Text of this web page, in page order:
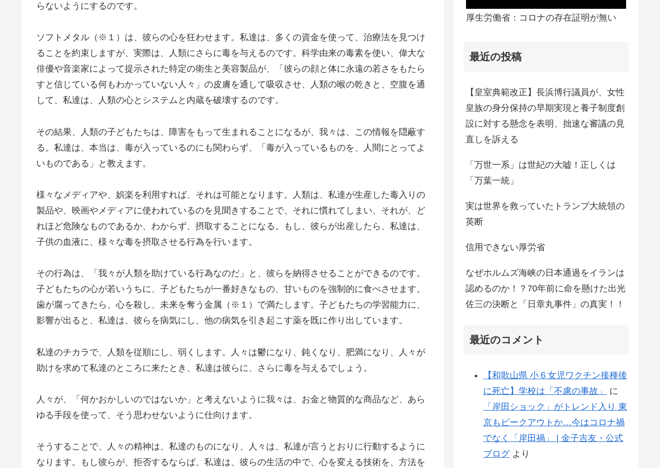
らないようにするのです。
ソフトメタル（※１）は、彼らの心を狂わせます。私達は、多くの資金を使って、治療法を見つけ
ることを約束しますが、実際は、人類にさらに毒を与えるのです。科学由来の毒素を使い、偉大な
俳優や音楽家によって提示された特定の衛生と美容製品が、「彼らの顔と体に永遠の若さをもたら
すと信じている何もわかっていない人々」の皮膚を通して吸収させ、人類の喉の乾きと、空腹を通
して、私達は、人類の心とシステムと内蔵を破壊するのです。
その結果、人類の子どもたちは、障害をもって生まれることになるが、我々は、この情報を隠蔽す
る。私達は、本当は、毒が入っているのにも関わらず、「毒が入っているものを、人間にとってよ
いものである」と教えます。
様々なメディアや、娯楽を利用すれば、それは可能となります。人類は、私達が生産した毒入りの
製品や、映画やメディアに使われているのを見聞きすることで、それに慣れてしまい、それが、ど
れほど危険なものであるか、わからず、摂取することになる。もし、彼らが出産したら、私達は、
子供の血液に、様々な毒を摂取させる行為を行います。
その行為は、「我々が人類を助けている行為なのだ」と、彼らを納得させることができるのです。
子どもたちの心が若いうちに、子どもたちが一番好きなもの、甘いものを強制的に食べさせます。
歯が腐ってきたら、心を殺し、未来を奪う金属（※１）で満たします。子どもたちの学習能力に、
影響が出ると、私達は、彼らを病気にし、他の病気を引き起こす薬を既に作り出しています。
私達のチカラで、人類を従順にし、弱くします。人々は鬱になり、鈍くなり、肥満になり、人々が
助けを求めて私達のところに来たとき、私達は彼らに、さらに毒を与えるでしょう。
人々が、「何かおかしいのではないか」と考えないように我々は、お金と物質的な商品など、あら
ゆる手段を使って、そう思わせないように仕向けます。
そうすることで、人々の精神は、私達のものになり、人々は、私達が言うとおりに行動するように
なります。もし彼らが、拒否するならば、私達は、彼らの生活の中で、心を変える技術を、方法を
厚生労働省：コロナの存在証明が無い
最近の投稿
【皇室典範改正】長浜博行議員が、女性
皇族の身分保持の早期実現と養子制度創
設に対する懸念を表明、拙速な審議の見
直しを訴える
「万世一系」は世紀の大嘘！正しくは
「万葉一統」
実は世界を救っていたトランプ大統領の
英断
信用できない厚労省
なぜホルムズ海峡の日本通過をイランは
認めるのか！？70年前に命を懸けた出光
佐三の決断と「日章丸事件」の真実！！
最近のコメント
【和歌山県 小６女児ワクチン接種後
に死亡】学校は「不慮の事故」
に
「岸田ショック」がトレンド入り 東
京もピークアウトか…今はコロナ禍
でなく「岸田禍」 | 金子吉友・公式
ブログより